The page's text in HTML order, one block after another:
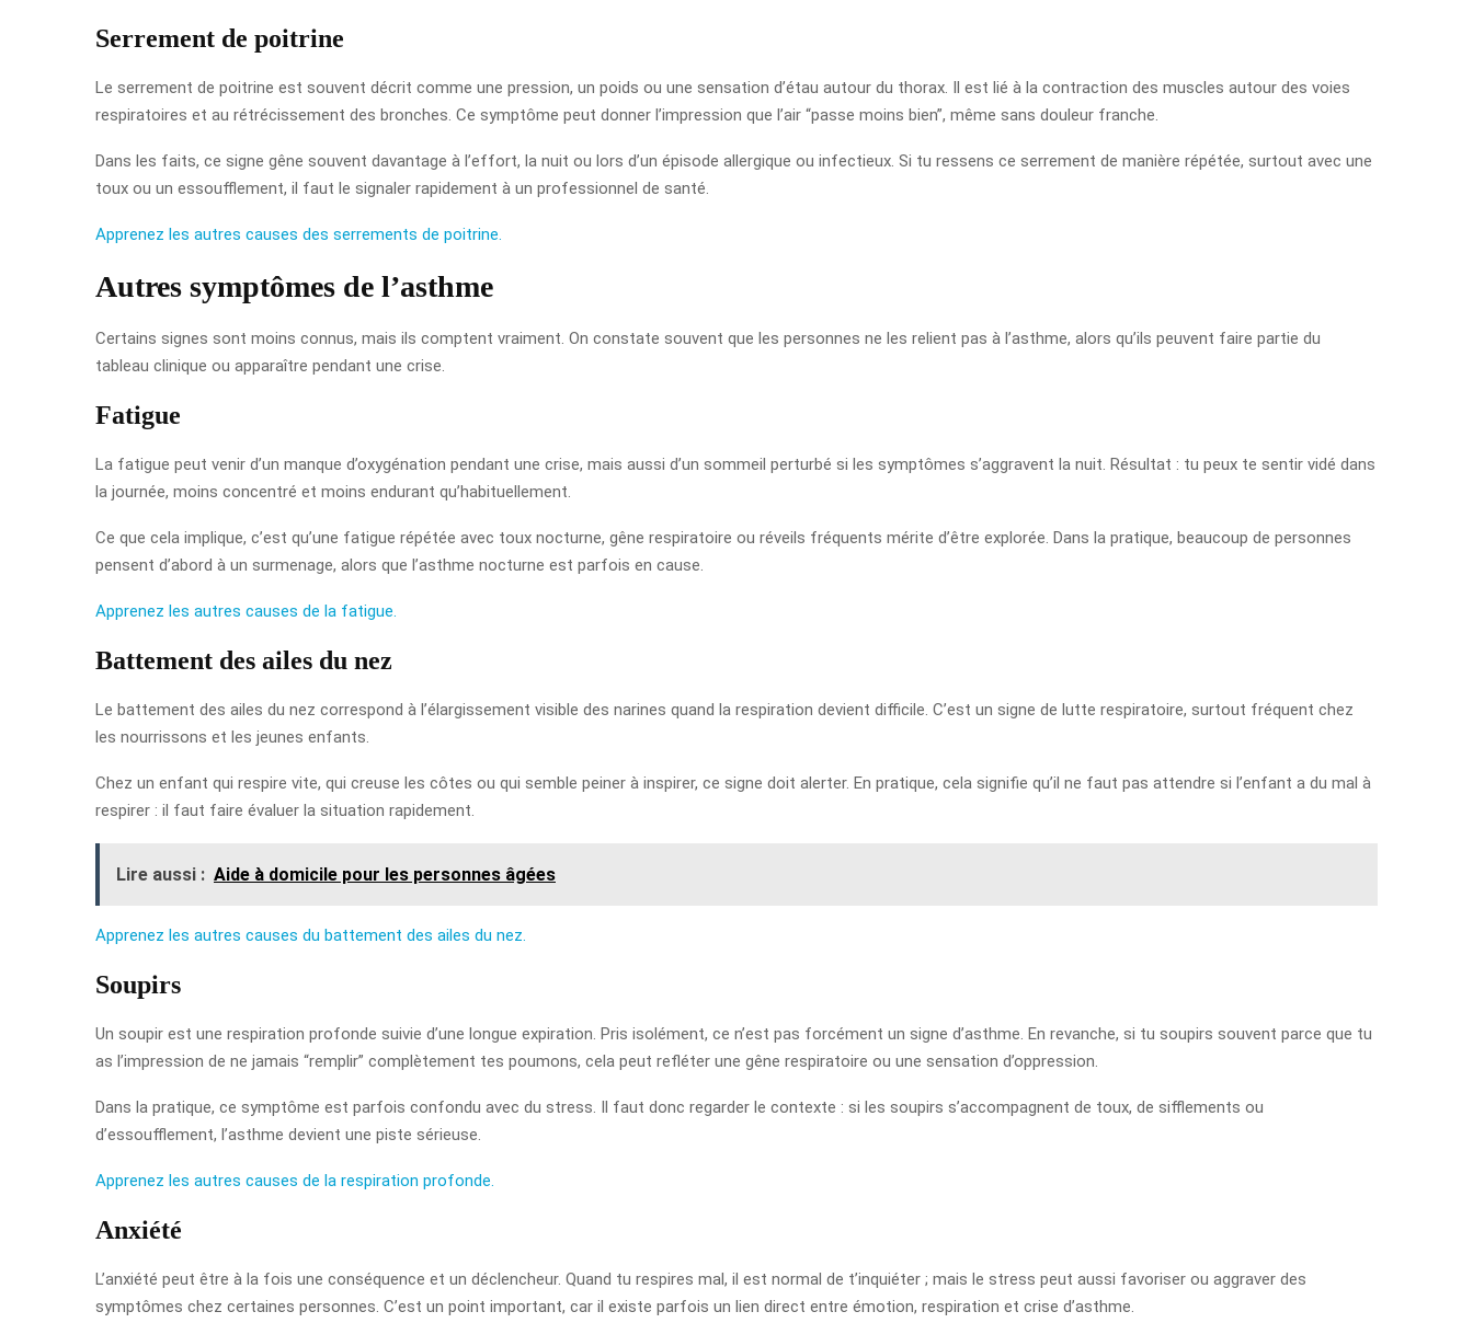
Serrement de poitrine
Le serrement de poitrine est souvent décrit comme une pression, un poids ou une sensation d’étau autour du thorax. Il est lié à la contraction des muscles autour des voies
respiratoires et au rétrécissement des bronches. Ce symptôme peut donner l’impression que l’air “passe moins bien”, même sans douleur franche.
Dans les faits, ce signe gêne souvent davantage à l’effort, la nuit ou lors d’un épisode allergique ou infectieux. Si tu ressens ce serrement de manière répétée, surtout avec une
toux ou un essoufflement, il faut le signaler rapidement à un professionnel de santé.
Apprenez les autres causes des serrements de poitrine.
Autres symptômes de l’asthme
Certains signes sont moins connus, mais ils comptent vraiment. On constate souvent que les personnes ne les relient pas à l’asthme, alors qu’ils peuvent faire partie du
tableau clinique ou apparaître pendant une crise.
Fatigue
La fatigue peut venir d’un manque d’oxygénation pendant une crise, mais aussi d’un sommeil perturbé si les symptômes s’aggravent la nuit. Résultat : tu peux te sentir vidé dans
la journée, moins concentré et moins endurant qu’habituellement.
Ce que cela implique, c’est qu’une fatigue répétée avec toux nocturne, gêne respiratoire ou réveils fréquents mérite d’être explorée. Dans la pratique, beaucoup de personnes
pensent d’abord à un surmenage, alors que l’asthme nocturne est parfois en cause.
Apprenez les autres causes de la fatigue.
Battement des ailes du nez
Le battement des ailes du nez correspond à l’élargissement visible des narines quand la respiration devient difficile. C’est un signe de lutte respiratoire, surtout fréquent chez
les nourrissons et les jeunes enfants.
Chez un enfant qui respire vite, qui creuse les côtes ou qui semble peiner à inspirer, ce signe doit alerter. En pratique, cela signifie qu’il ne faut pas attendre si l’enfant a du mal à
respirer : il faut faire évaluer la situation rapidement.
Lire aussi : Aide à domicile pour les personnes âgées
Apprenez les autres causes du battement des ailes du nez.
Soupirs
Un soupir est une respiration profonde suivie d’une longue expiration. Pris isolément, ce n’est pas forcément un signe d’asthme. En revanche, si tu soupirs souvent parce que tu
as l’impression de ne jamais “remplir” complètement tes poumons, cela peut refléter une gêne respiratoire ou une sensation d’oppression.
Dans la pratique, ce symptôme est parfois confondu avec du stress. Il faut donc regarder le contexte : si les soupirs s’accompagnent de toux, de sifflements ou
d’essoufflement, l’asthme devient une piste sérieuse.
Apprenez les autres causes de la respiration profonde.
Anxiété
L’anxiété peut être à la fois une conséquence et un déclencheur. Quand tu respires mal, il est normal de t’inquiéter ; mais le stress peut aussi favoriser ou aggraver des
symptômes chez certaines personnes. C’est un point important, car il existe parfois un lien direct entre émotion, respiration et crise d’asthme.